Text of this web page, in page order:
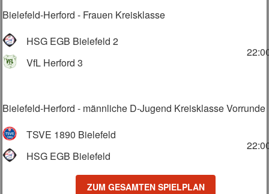
Bielefeld-Herford - Frauen Kreisklasse
HSG EGB Bielefeld 2
VfL Herford 3
Bielefeld-Herford - männliche D-Jugend Kreisklasse Vorrunde
TSVE 1890 Bielefeld
HSG EGB Bielefeld
ZUM GESAMTEN SPIELPLAN